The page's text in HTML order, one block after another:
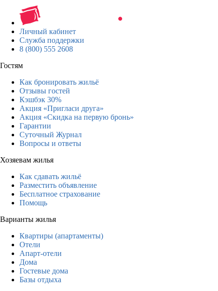
Личный кабинет
Служба поддержки
8 (800) 555 2608
Гостям
Как бронировать жильё
Отзывы гостей
Кэшбэк 30%
Акция «Пригласи друга»
Акция «Скидка на первую бронь»
Гарантии
Суточный Журнал
Вопросы и ответы
Хозяевам жилья
Как сдавать жильё
Разместить объявление
Бесплатное страхование
Помощь
Варианты жилья
Квартиры (апартаменты)
Отели
Апарт-отели
Дома
Гостевые дома
Базы отдыха